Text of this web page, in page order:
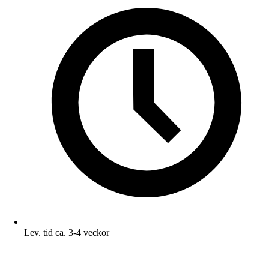
Lev. tid ca. 3-4 veckor